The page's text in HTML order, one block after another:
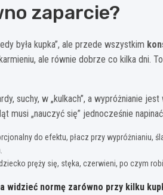
zaparcie?
była kupka”, ale przede wszystkim
ale równie dobrze co kilka dni.
suchy, w „kulkach”, a wypróżnianie
musi „nauczyć się” jednocześnie
do efektu, płacz przy wypróżnianiu,
pręży się, stęka, czerwieni, po czym
widzieć normę zarówno przy kilku